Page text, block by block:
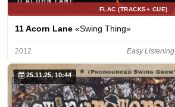
FLAC (TRACKS+.CUE)
11 Acorn Lane «Swing Thing»
2012 Easy
25.11.25, 10:44